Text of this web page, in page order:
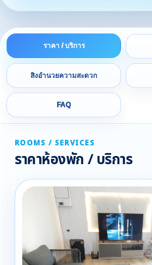
ราคา / บริการ
สิ่งอำนวยความสะดวก
FAQ
ROOMS / SERVICES
ราคาห้องพัก / บริการ